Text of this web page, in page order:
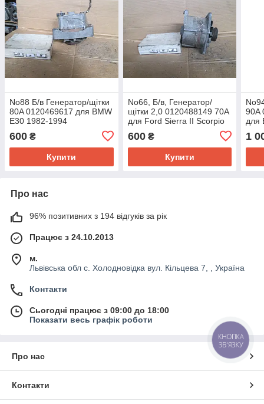
No88 Б/в Генератор/щітки
80A 0120469617 для BMW
E30 1982-1994
600 ₴
Купити
No66, Б/в, Генератор/
щітки 2,0 0120488149 70A
для Ford Sierra II Scorpio
600₴
Купити
90A
для
1
Про нас
96% позитивних з 194 відгуків за рік
Працює з 24.10.2013
м.
Львівська обл с. Холодновідка вул. Кільцева 7, , Україна
Контакти
Сьогодні працює з 09:00 до 18:00
Показати весь графік роботи
Про нас
Контакти
КНОПКА
ЗВ'ЯЗКУ